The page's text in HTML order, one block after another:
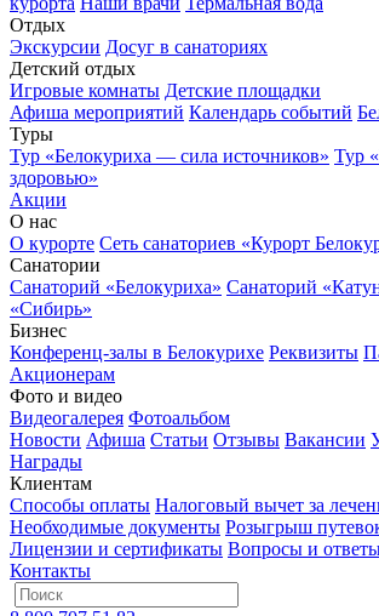
Отдых
Экскурсии Досуг в санаториях
Детский отдых
Игровые комнаты Детские площадки
Афиша мероприятий Календарь событий
Туры
Тур «Белокуриха — сила источников» Тур
здоровью»
Акции
О нас
О курорте Сеть санаториев «Курорт
Санатории
Санаторий «Белокуриха» Санаторий
«Сибирь»
Бизнес
Конференц-залы в Белокурихе Реквизиты
Акционерам
Фото и видео
Видеогалерея Фотоальбом
Новости Афиша Статьи Отзывы Вакансии
Награды
Клиентам
Способы оплаты Налоговый вычет за
Необходимые документы Розыгрыш
Лицензии и сертификаты Вопросы и
Контакты